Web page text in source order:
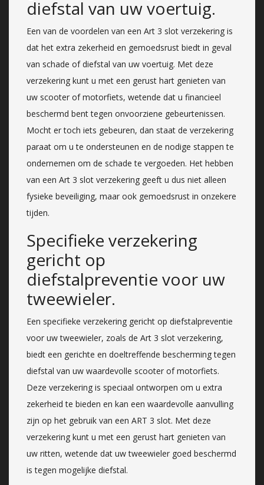
diefstal van uw voertuig.
Een van de voordelen van een Art 3 slot verzekering is
dat het extra zekerheid en gemoedsrust biedt in geval
van schade of diefstal van uw voertuig. Met deze
verzekering kunt u met een gerust hart genieten van
uw scooter of motorfiets, wetende dat u financieel
beschermd bent tegen onvoorziene gebeurtenissen.
Mocht er toch iets gebeuren, dan staat de verzekering
paraat om u te ondersteunen en de nodige stappen te
ondernemen om de schade te vergoeden. Het hebben
van een Art 3 slot verzekering geeft u dus niet alleen
fysieke beveiliging, maar ook gemoedsrust in onzekere
tijden.
Specifieke verzekering
gericht op
diefstalpreventie voor uw
tweewieler.
Een specifieke verzekering gericht op diefstalpreventie
voor uw tweewieler, zoals de Art 3 slot verzekering,
biedt een gerichte en doeltreffende bescherming tegen
diefstal van uw waardevolle scooter of motorfiets.
Deze verzekering is speciaal ontworpen om u extra
zekerheid te bieden en kan een waardevolle aanvulling
zijn op het gebruik van een ART 3 slot. Met deze
verzekering kunt u met een gerust hart genieten van
uw ritten, wetende dat uw tweewieler goed beschermd
is tegen mogelijke diefstal.